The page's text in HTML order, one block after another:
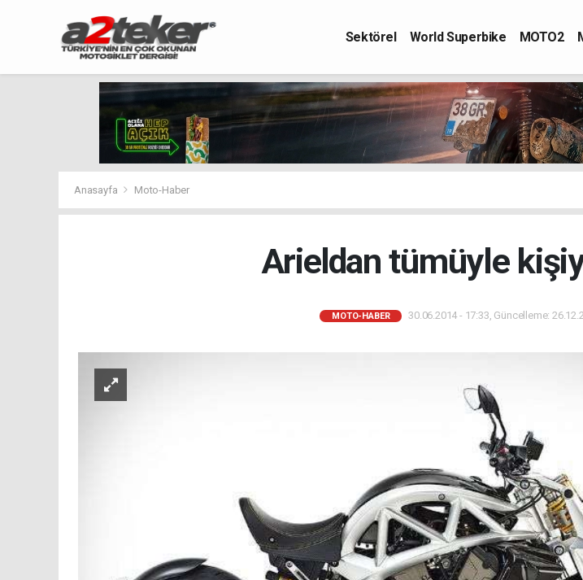
Sektörel World Superbike MOTO2
Anasayfa Moto-Haber
Arieldan tümüyle
MOTO-HABER 30.06.2014 - 17:33, Güncelleme: